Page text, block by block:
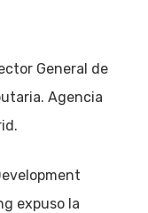
General de
Agencia
expuso la